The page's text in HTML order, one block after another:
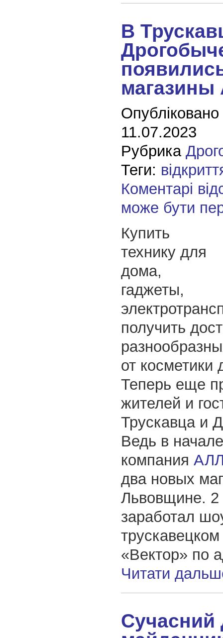
В
11.07.2023
Рубрика
Теги:
Коментарі
може бути
Купить
технику для
дома,
гаджеты,
получить
от
Теперь еще
жителей и
Трускавца и
Ведь в
компания
два новых
Львовщине.
заработал
«Вектор» по
Читати
Сучасний